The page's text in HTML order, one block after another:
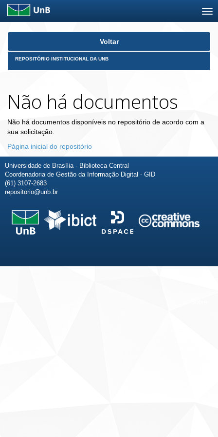
Skip
Voltar
REPOSITÓRIO INSTITUCIONAL DA UNB
Não há documentos
Não há documentos disponíveis no repositório de acordo com a
sua solicitação.
Página inicial do repositório
Universidade de Brasília - Biblioteca Central
Coordenadoria de Gestão da Informação Digital - GID
(61) 3107-2683
repositorio@unb.br